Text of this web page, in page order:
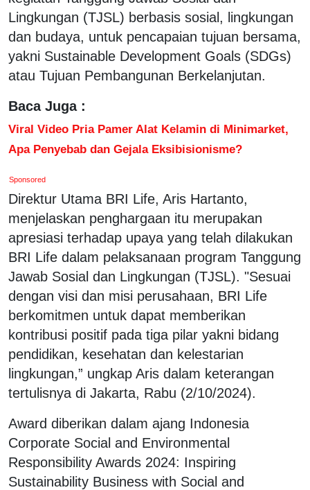
Lingkungan (TJSL) berbasis sosial, lingkungan
dan budaya, untuk pencapaian tujuan bersama,
yakni Sustainable Development Goals (SDGs)
atau Tujuan Pembangunan Berkelanjutan.
Baca Juga :
Viral Video Pria Pamer Alat Kelamin di Minimarket,
Apa Penyebab dan Gejala Eksibisionisme?
Sponsored
Direktur Utama BRI Life, Aris Hartanto,
menjelaskan penghargaan itu merupakan
apresiasi terhadap upaya yang telah dilakukan
BRI Life dalam pelaksanaan program Tanggung
Jawab Sosial dan Lingkungan (TJSL). "Sesuai
dengan visi dan misi perusahaan, BRI Life
berkomitmen untuk dapat memberikan
kontribusi positif pada tiga pilar yakni bidang
pendidikan, kesehatan dan kelestarian
lingkungan,” ungkap Aris dalam keterangan
tertulisnya di Jakarta, Rabu (2/10/2024).
Award diberikan dalam ajang Indonesia
Corporate Social and Environmental
Responsibility Awards 2024: Inspiring
Sustainability Business with Social and